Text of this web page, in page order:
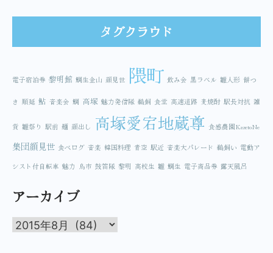
タグクラウド
電子宿泊券 黎明館 鯛生金山 顔見世 隈町 飲み会 黒ラベル 雛人形 餅つ
き 順延 鮎 音楽会 鯛 高塚 魅力発信隊 鵜飼 食堂 高速道路 麦焼酎 駅長対抗 雑
貨 雛祭り 駅前 麺 顔出し 高塚愛宕地蔵尊 食感農園KazetoNe
集団顔見世 食べログ 音楽 韓国料理 青空 駅近 音楽大パレード 鵜飼い 電動ア
シスト付自転車 魅力 鳥市 鼓笛隊 黎明 高校生 雛 鯛生 電子商品券 露天風呂
アーカイブ